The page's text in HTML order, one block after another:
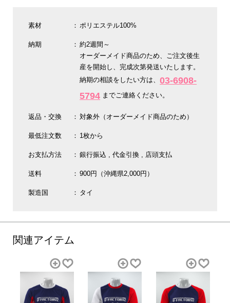
素材 ポリエステル100%
納期
約2週間～
オーダーメイド商品のため、ご注文後生
産を開始し、完成次第発送いたします。
納期の相談をしたい方は、03-6908-
5794 までご連絡ください。
返品・交換 対象外（オーダーメイド商品のため）
最低注文数 1枚から
お支払方法 銀行振込 代金引換 店頭支払
送料 900円（沖縄県2,000円）
製造国 タイ
関連アイテム